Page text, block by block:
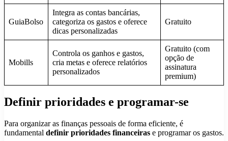
GuiaBolso
Integra as contas bancárias,
categoriza os gastos e oferece
dicas personalizadas
Gratuito
Mobills
Controla os ganhos e gastos,
cria metas e oferece relatórios
personalizados
Gratuito (com
opção de
assinatura
premium)
Definir prioridades e programar-se
Para organizar as finanças pessoais de forma eficiente, é
fundamental definir prioridades financeiras e programar os gastos.